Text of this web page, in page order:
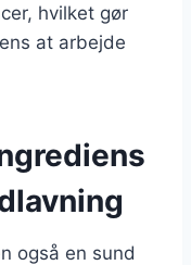
hvilket gør
at arbejde
også en sund